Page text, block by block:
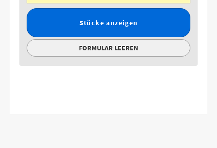
Stücke anzeigen
FORMULAR LEEREN